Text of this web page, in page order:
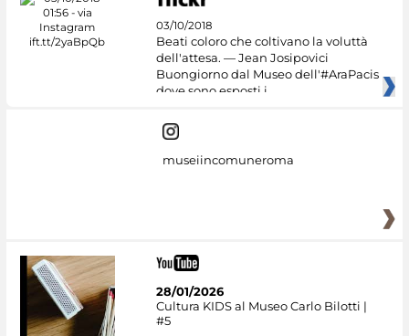
03/10/2018
Beati coloro che coltivano la voluttà
dell'attesa. — Jean Josipovici
Buongiorno dal Museo dell'#AraPacis
dove sono esposti i
museiincomuneroma
28/01/2026
Cultura KIDS al Museo Carlo Bilotti |
#5